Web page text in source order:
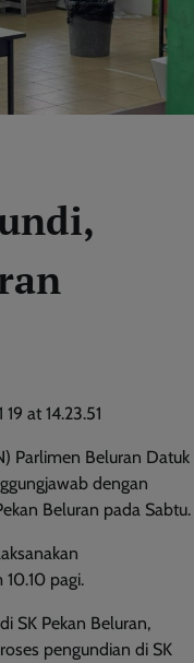
Parlimen Beluran Datuk
dengan
Beluran pada Sabtu.
pagi.
SK Pekan Beluran,
pengundian di SK